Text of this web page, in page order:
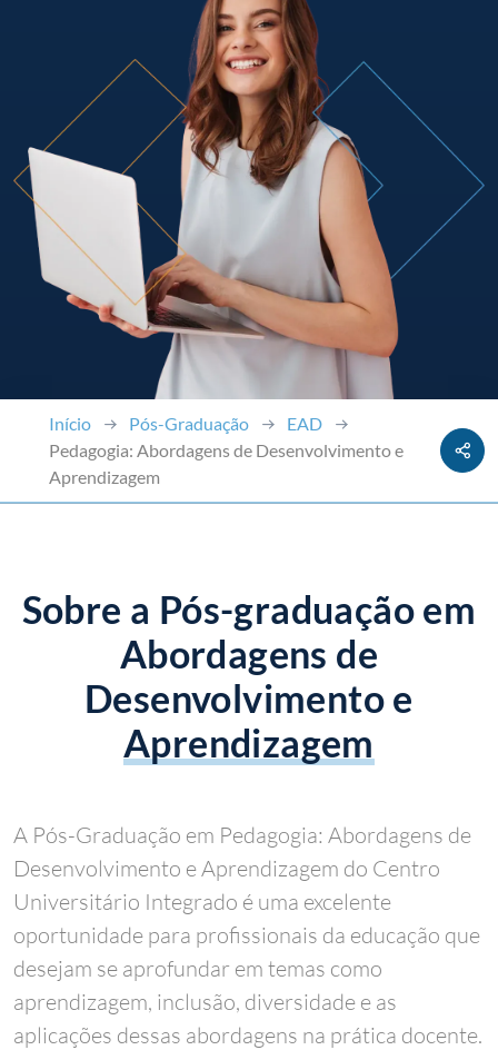
Início Pós-Graduação
EAD
Pedagogia: Abordagens de Desenvolvimento e
Aprendizagem
Sobre a Pós-graduação em
Abordagens de
Desenvolvimento e
Aprendizagem
A Pós-Graduação em Pedagogia: Abordagens de
Desenvolvimento e Aprendizagem do Centro
Universitário Integrado é uma excelente
oportunidade para profissionais da educação que
desejam se aprofundar em temas como
aprendizagem, inclusão, diversidade e as
aplicações dessas abordagens na prática docente.